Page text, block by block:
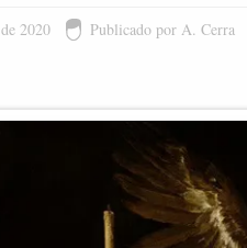
2020 Publicado por A. Cerra